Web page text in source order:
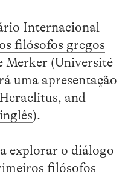
Internacional
filósofos gregos
Merker (Université
uma apresentação
and
inglês).
explorar o diálogo
filósofos